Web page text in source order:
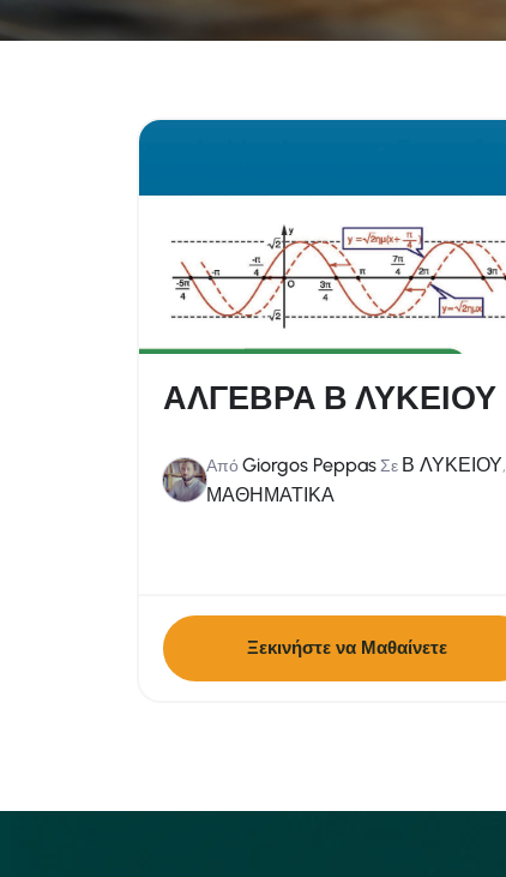
ΑΛΓΕΒΡΑ Β ΛΥΚΕΙΟΥ
Από Giorgos PeppasΣε Β ΛΥΚΕΙΟΥ,
ΜΑΘΗΜΑΤΙΚΑ
Ξεκινήστε να Μαθαίνετε